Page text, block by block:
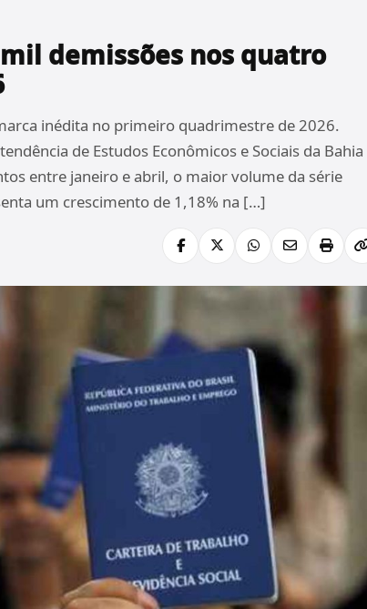
demissões nos quatro
inédita no primeiro quadrimestre de 2026.
de Estudos Econômicos e Sociais da Bahia
entre janeiro e abril, o maior volume da série
um crescimento de 1,18% na […]